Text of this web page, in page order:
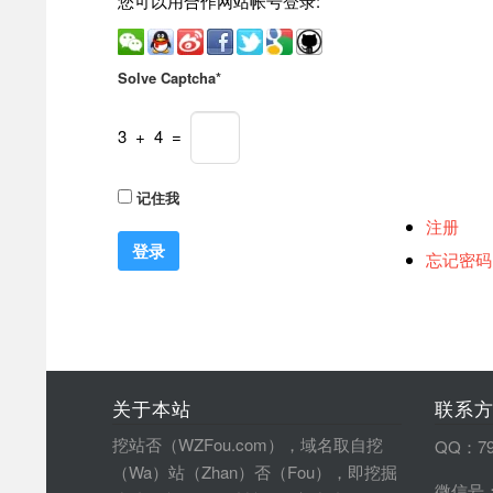
Solve Captcha*
3 + 4 =
记住我
注册
忘记密码
关于本站
挖站否（WZFou.com），域名取自挖
（Wa）站（Zhan）否（Fou），即挖掘
联系
QQ：